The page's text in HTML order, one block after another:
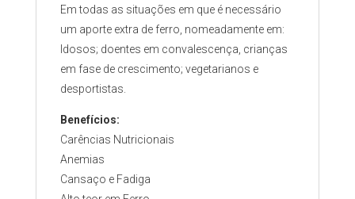
Em todas as situações em que é necessário
um aporte extra de ferro, nomeadamente em:
Idosos; doentes em convalescença, crianças
em fase de crescimento; vegetarianos e
desportistas.
Benefícios:
Carências Nutricionais
Anemias
Cansaço e Fadiga